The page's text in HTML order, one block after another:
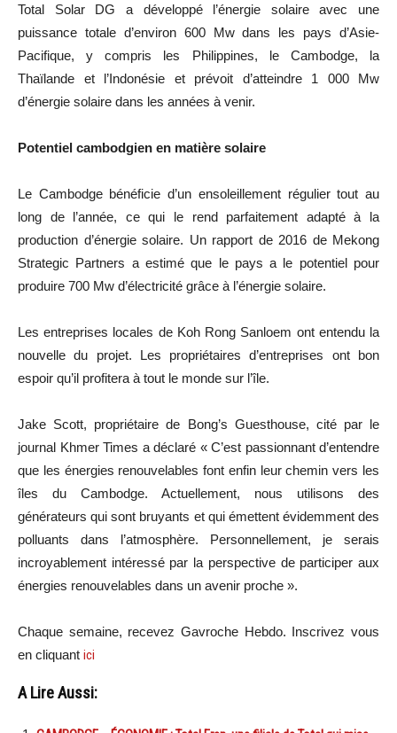
Total Solar DG a développé l’énergie solaire avec une
puissance totale d’environ 600 Mw dans les pays d’Asie-
Pacifique, y compris les Philippines, le Cambodge, la
Thaïlande et l’Indonésie et prévoit d’atteindre 1 000 Mw
d’énergie solaire dans les années à venir.
Potentiel cambodgien en matière solaire
Le Cambodge bénéficie d’un ensoleillement régulier tout au
long de l’année, ce qui le rend parfaitement adapté à la
production d’énergie solaire. Un rapport de 2016 de Mekong
Strategic Partners a estimé que le pays a le potentiel pour
produire 700 Mw d’électricité grâce à l’énergie solaire.
Les entreprises locales de Koh Rong Sanloem ont entendu la
nouvelle du projet. Les propriétaires d’entreprises ont bon
espoir qu’il profitera à tout le monde sur l’île.
Jake Scott, propriétaire de Bong’s Guesthouse, cité par le
journal Khmer Times a déclaré « C’est passionnant d’entendre
que les énergies renouvelables font enfin leur chemin vers les
îles du Cambodge. Actuellement, nous utilisons des
générateurs qui sont bruyants et qui émettent évidemment des
polluants dans l’atmosphère. Personnellement, je serais
incroyablement intéressé par la perspective de participer aux
énergies renouvelables dans un avenir proche ».
Chaque semaine, recevez Gavroche Hebdo. Inscrivez vous
en cliquant ici
A Lire Aussi: